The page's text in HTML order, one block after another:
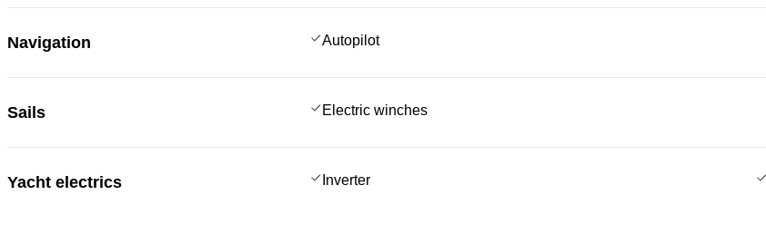
Navigation Autopilot
Sails Electric winches
Yacht electrics Inverter